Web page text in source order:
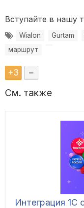
Вступайте в нашу
Wialon Gurtam
маршрут
+3 –
См. также
Интеграция 1С